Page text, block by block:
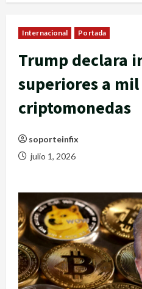
Internacional Portada
Trump declara
superiores a
criptomonedas
soporteinfix
julio 1, 2026